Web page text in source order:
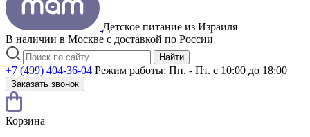
Детское питание из Израиля
В наличии в Москве с доставкой по России
Найти
+7 (499) 404-36-04 Режим работы: Пн. - Пт. с 10:00 до 18:00
Заказать звонок
Корзина